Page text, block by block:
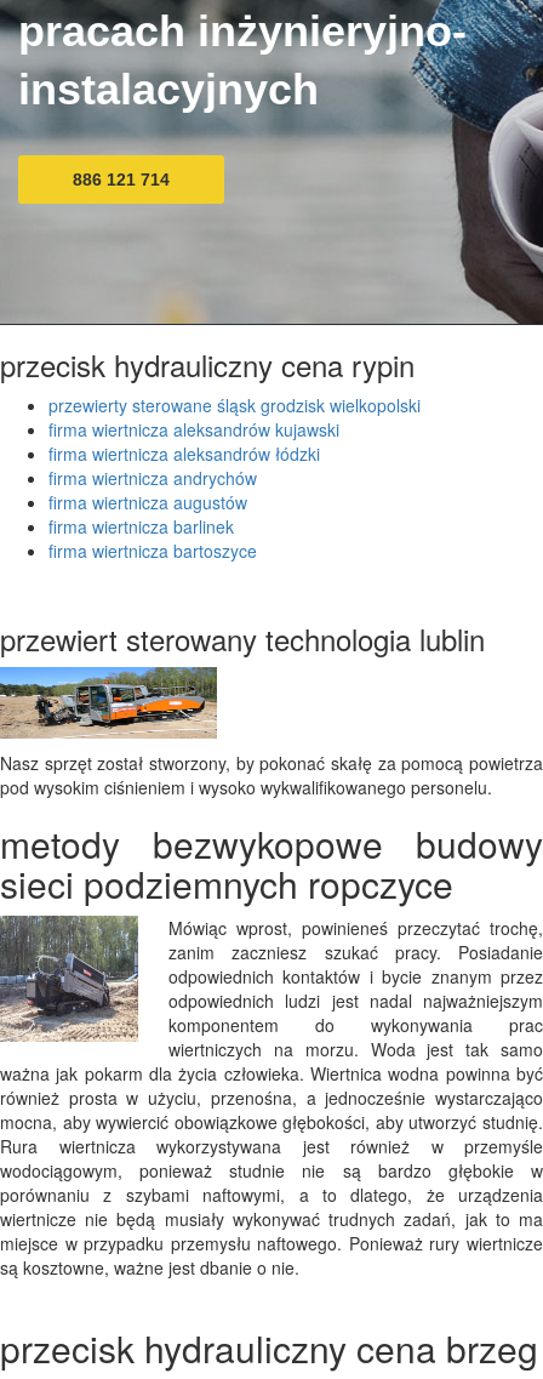
pracach inżynieryjno-
instalacyjnych
886 121 714
przecisk hydrauliczny cena rypin
przewierty sterowane śląsk grodzisk wielkopolski
firma wiertnicza aleksandrów kujawski
firma wiertnicza aleksandrów łódzki
firma wiertnicza andrychów
firma wiertnicza augustów
firma wiertnicza barlinek
firma wiertnicza bartoszyce
przewiert sterowany technologia lublin
Nasz sprzęt został stworzony, by pokonać skałę za pomocą powietrza
pod wysokim ciśnieniem i wysoko wykwalifikowanego personelu.
metody bezwykopowe budowy
sieci podziemnych ropczyce
Mówiąc wprost, powinieneś przeczytać trochę,
zanim zaczniesz szukać pracy. Posiadanie
odpowiednich kontaktów i bycie znanym przez
odpowiednich ludzi jest nadal najważniejszym
komponentem do wykonywania prac
wiertniczych na morzu. Woda jest tak samo
ważna jak pokarm dla życia człowieka. Wiertnica wodna powinna być
również prosta w użyciu, przenośna, a jednocześnie wystarczająco
mocna, aby wywiercić obowiązkowe głębokości, aby utworzyć studnię.
Rura wiertnicza wykorzystywana jest również w przemyśle
wodociągowym, ponieważ studnie nie są bardzo głębokie w
porównaniu z szybami naftowymi, a to dlatego, że urządzenia
wiertnicze nie będą musiały wykonywać trudnych zadań, jak to ma
miejsce w przypadku przemysłu naftowego. Ponieważ rury wiertnicze
są kosztowne, ważne jest dbanie o nie.
przecisk hydrauliczny cena brzeg